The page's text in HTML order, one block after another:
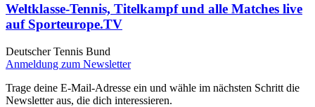
Weltklasse-Tennis, Titelkampf und alle Matches live
auf Sporteurope.TV
Deutscher Tennis Bund
Anmeldung zum Newsletter
Trage deine E-Mail-Adresse ein und wähle im nächsten Schritt die
Newsletter aus, die dich interessieren.